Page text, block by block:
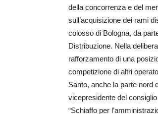
della concorrenza e del
sull’acquisizione dei rami
colosso di Bologna, da
Distribuzione. Nella
rafforzamento di una
competizione di altri
Santo, anche la parte nord
vicepresidente del
“Schiaffo per